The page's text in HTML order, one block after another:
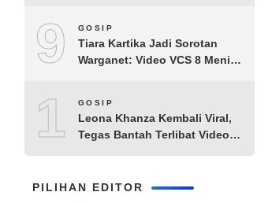
9 GOSIP
Tiara Kartika Jadi Sorotan
Warganet: Video VCS 8 Menit
10
GOSIP
Leona Khanza Kembali Viral,
Tegas Bantah Terlibat Video
PILIHAN EDITOR